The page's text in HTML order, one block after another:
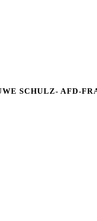
SCHULZ- AFD-